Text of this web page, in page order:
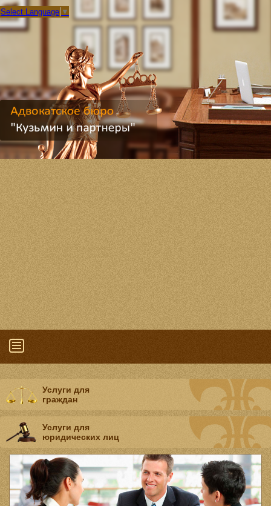
Select Language ▼
Услуги для
граждан
Услуги для
юридических лиц